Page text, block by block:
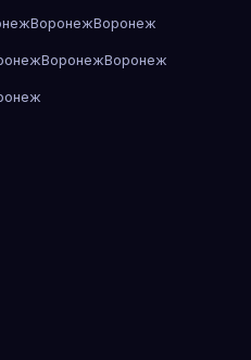
ВоронежВоронеж
ВоронежВоронеж